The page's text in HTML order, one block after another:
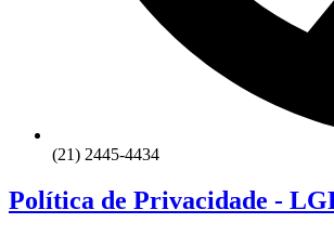
(21) 2445-4434
Política de Privacidade -